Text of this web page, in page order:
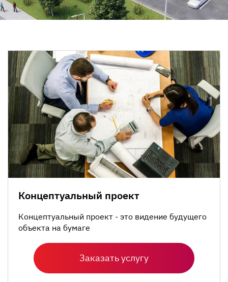
Концептуальный проект
Концептуальный проект - это видение будущего
объекта на бумаге
Заказать услугу